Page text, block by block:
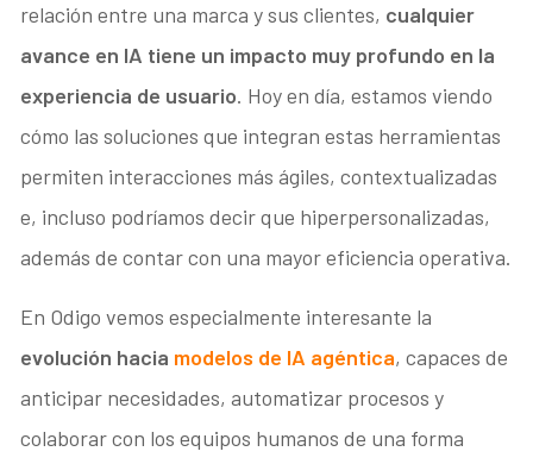
relación entre una marca y sus clientes, cualquier
avance en IA tiene un impacto muy profundo en la
experiencia de usuario. Hoy en día, estamos viendo
cómo las soluciones que integran estas herramientas
permiten interacciones más ágiles, contextualizadas
e, incluso podríamos decir que hiperpersonalizadas,
además de contar con una mayor eficiencia operativa.
En Odigo vemos especialmente interesante la
evolución hacia modelos de IA agéntica, capaces de
anticipar necesidades, automatizar procesos y
colaborar con los equipos humanos de una forma